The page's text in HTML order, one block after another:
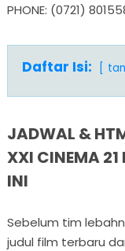
PHONE: (0721)
Daftar Isi:
JADWAL &
XXI CINEMA
INI
Sebelum tim
judul film terbaru